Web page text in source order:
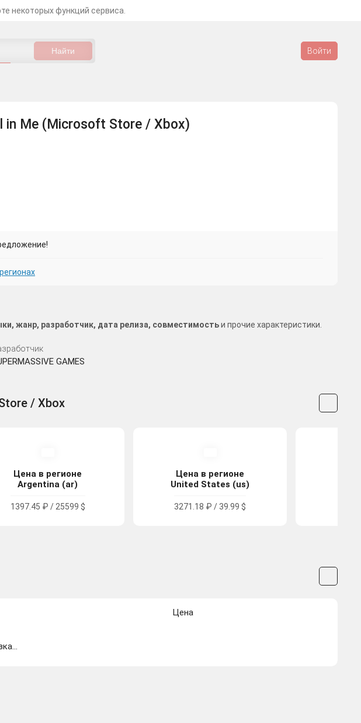
некоторых функций сервиса.
Войти
in Me (Microsoft Store / Xbox)
жанр, разработчик, дата релиза, совместимостьи прочие характеристики.
GAMES
/ Xbox
Цена в регионе
Argentina (ar)
1397.45 ₽ / 25599 $
Цена в регионе
United States (us)
3271.18 ₽ / 39.99 $
Цена